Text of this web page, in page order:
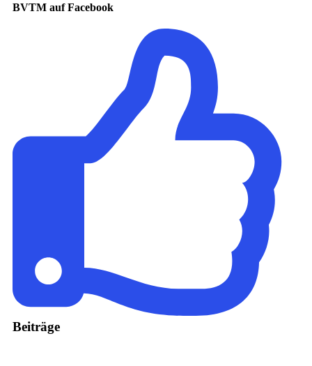
BVTM auf Facebook
Beiträge